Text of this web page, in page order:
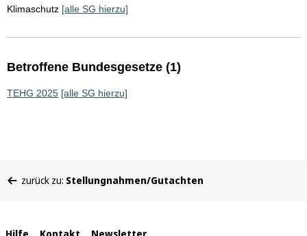
Klimaschutz [alle SG hierzu]
Betroffene Bundesgesetze (1)
TEHG 2025 [alle SG hierzu]
befinden
zurück zu: Stellungnahmen/Gutachten